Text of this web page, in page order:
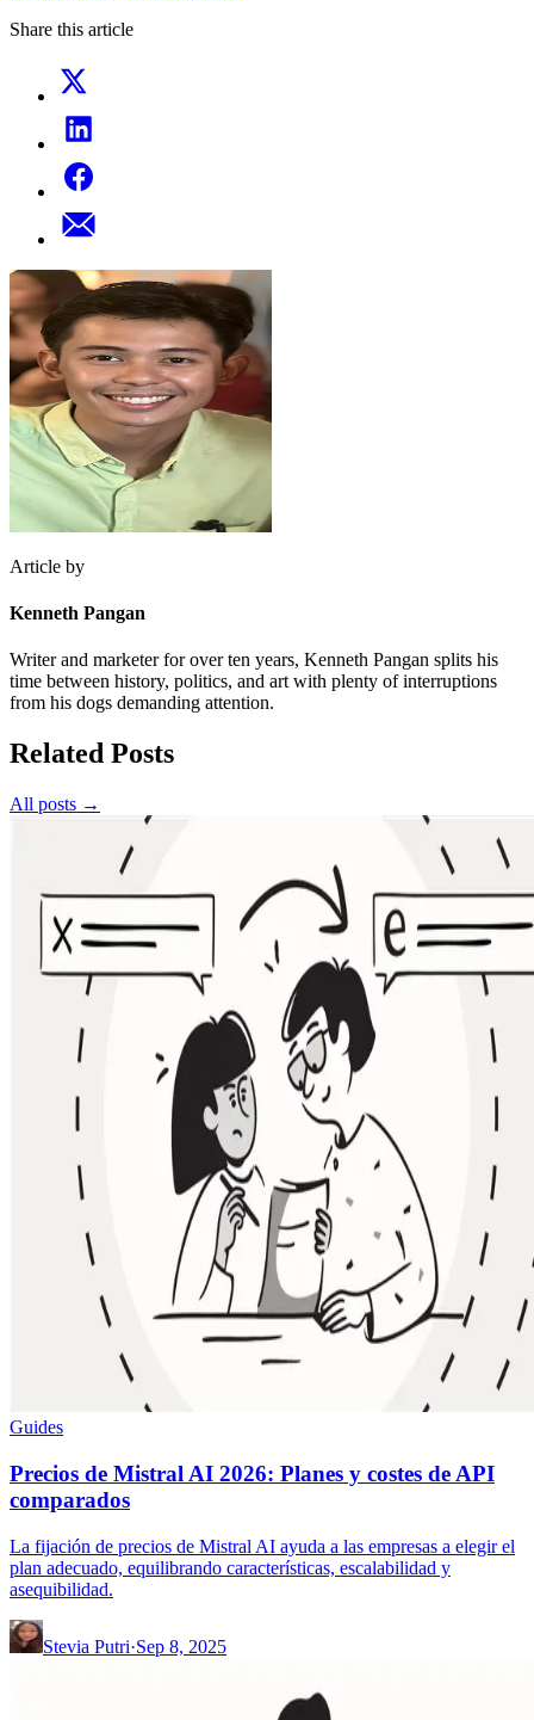
Share this article
Article by
Kenneth Pangan
Writer and marketer for over ten years, Kenneth Pangan splits his
time between history, politics, and art with plenty of interruptions
from his dogs demanding attention.
Related Posts
All posts →
Guides
Precios de Mistral AI 2026: Planes y costes de API
comparados
La fijación de precios de Mistral AI ayuda a las empresas a elegir el
plan adecuado, equilibrando características, escalabilidad y
asequibilidad.
Stevia Putri·Sep 8, 2025